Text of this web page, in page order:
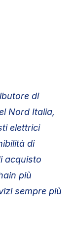
di
l Nord Italia,
elettrici
di
acquisto
più
sempre più